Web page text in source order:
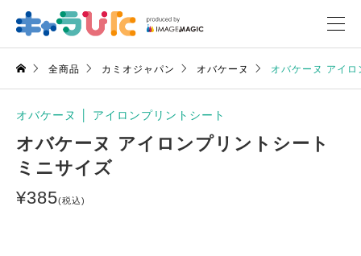
全商品 カミオジャパン オバケーヌ オバケーヌ アイ
オバケーヌ アイロンプリントシート
オバケーヌ アイロンプリントシート
ミニサイズ
¥385(税込)